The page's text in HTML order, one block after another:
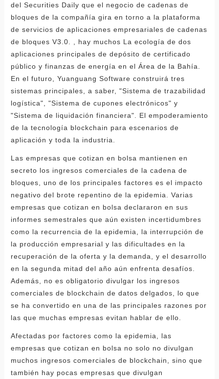
del Securities Daily que el negocio de cadenas de
bloques de la compañía gira en torno a la plataforma
de servicios de aplicaciones empresariales de cadenas
de bloques V3.0. , hay muchos La ecología de dos
aplicaciones principales de depósito de certificado
público y finanzas de energía en el Área de la Bahía.
En el futuro, Yuanguang Software construirá tres
sistemas principales, a saber, "Sistema de trazabilidad
logística", "Sistema de cupones electrónicos" y
"Sistema de liquidación financiera". El empoderamiento
de la tecnología blockchain para escenarios de
aplicación y toda la industria.
Las empresas que cotizan en bolsa mantienen en
secreto los ingresos comerciales de la cadena de
bloques, uno de los principales factores es el impacto
negativo del brote repentino de la epidemia. Varias
empresas que cotizan en bolsa declararon en sus
informes semestrales que aún existen incertidumbres
como la recurrencia de la epidemia, la interrupción de
la producción empresarial y las dificultades en la
recuperación de la oferta y la demanda, y el desarrollo
en la segunda mitad del año aún enfrenta desafíos.
Además, no es obligatorio divulgar los ingresos
comerciales de blockchain de datos delgados, lo que
se ha convertido en una de las principales razones por
las que muchas empresas evitan hablar de ello.
Afectadas por factores como la epidemia, las
empresas que cotizan en bolsa no solo no divulgan
muchos ingresos comerciales de blockchain, sino que
también hay pocas empresas que divulgan